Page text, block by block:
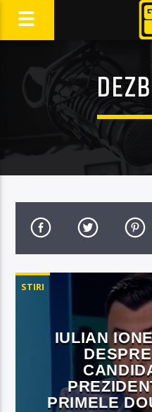
STIRI
IULIAN
PRIMELE